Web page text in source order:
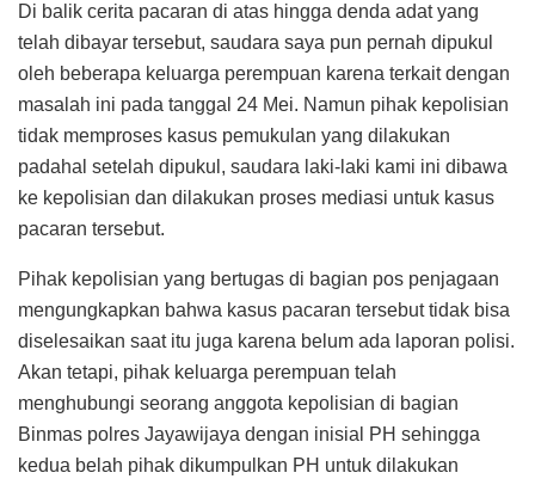
Di balik cerita pacaran di atas hingga denda adat yang
telah dibayar tersebut, saudara saya pun pernah dipukul
oleh beberapa keluarga perempuan karena terkait dengan
masalah ini pada tanggal 24 Mei. Namun pihak kepolisian
tidak memproses kasus pemukulan yang dilakukan
padahal setelah dipukul, saudara laki-laki kami ini dibawa
ke kepolisian dan dilakukan proses mediasi untuk kasus
pacaran tersebut.
Pihak kepolisian yang bertugas di bagian pos penjagaan
mengungkapkan bahwa kasus pacaran tersebut tidak bisa
diselesaikan saat itu juga karena belum ada laporan polisi.
Akan tetapi, pihak keluarga perempuan telah
menghubungi seorang anggota kepolisian di bagian
Binmas polres Jayawijaya dengan inisial PH sehingga
kedua belah pihak dikumpulkan PH untuk dilakukan